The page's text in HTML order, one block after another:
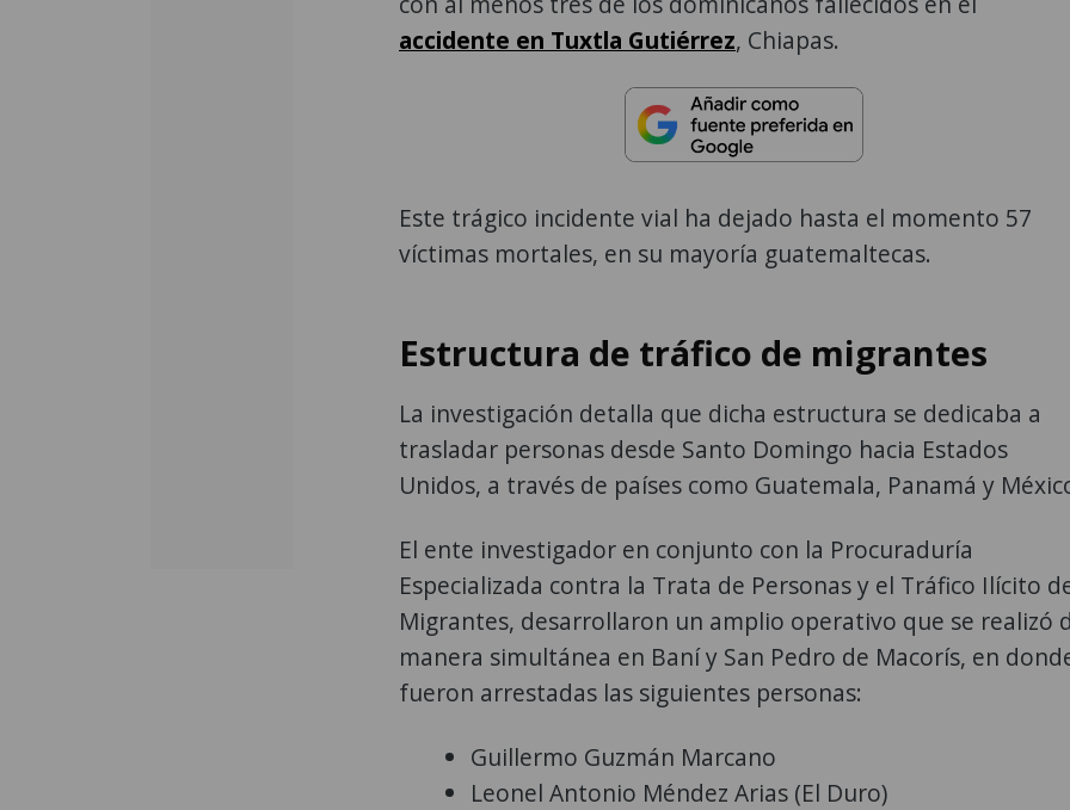
accidente en Tuxtla Gutiérrez, Chiapas.
Este trágico incidente vial ha dejado hasta el momento 57
víctimas mortales, en su mayoría guatemaltecas.
Estructura de tráfico de migrantes
La investigación detalla que dicha estructura se dedicaba a
trasladar personas desde Santo Domingo hacia Estados
Unidos, a través de países como Guatemala, Panamá y
El ente investigador en conjunto con la Procuraduría
Especializada contra la Trata de Personas y el Tráfico Ilícito
Migrantes, desarrollaron un amplio operativo que se realizó
manera simultánea en Baní y San Pedro de Macorís, en
fueron arrestadas las siguientes personas:
Guillermo Guzmán Marcano
Leonel Antonio Méndez Arias (El Duro)